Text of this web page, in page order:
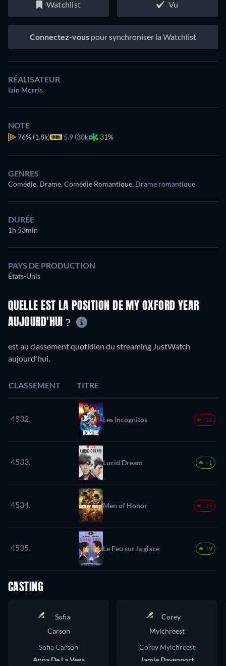
Watchlist Vu
Connectez-vous pour synchroniser la Watchlist
RÉALISATEUR
Iain Morris
NOTE
76% (1.8k) 5.9 (30k) 31%
GENRES
Comédie, Drame, Comédie Romantique, Drame romantique
DURÉE
1h 53min
PAYS DE PRODUCTION
États-Unis
QUELLE EST LA POSITION DE MY OXFORD YEAR
AUJOURD'HUI ?
est au classement quotidien du streaming JustWatch
aujourd'hui.
CLASSEMENT TITRE
4532. Les Incognitos -52
4533. Lucid Dream +1
4534. Men of Honor -27
4535. Le Feu sur la glace +9
CASTING
Sofia Carson
Anna De La Vega
Corey Mylchreest
Jamie Davenport